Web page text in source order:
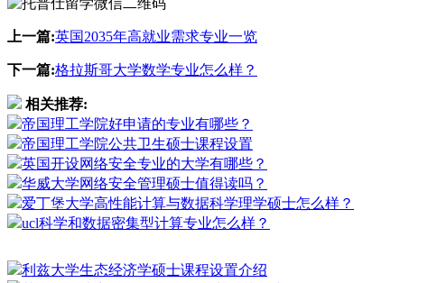
上一篇:英国2035年高就业需求专业一览
下一篇:格拉斯哥大学数学专业怎么样？
相关推荐:
帝国理工学院好申请的专业有哪些？
帝国理工学院公共卫生硕士课程设置
英国开设网络安全专业的大学有哪些？
华威大学网络安全管理硕士值得读吗？
爱丁堡大学高性能计算与数据科学理学硕士怎么样？
ucl科学和数据密集型计算专业怎么样？
利兹大学生态经济学硕士课程设置介绍